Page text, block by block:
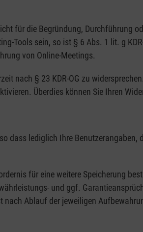
für die Begründung, Durchführung
Tools sein, so ist § 6 Abs. 1 lit. g
von Online-Meetings.
nach § 23 KDR-OG zu
Überdies können Sie Ihren
dass lediglich Ihre Benutzerangaben,
für eine weitere Speicherung
und ggf.
Ablauf der jeweiligen